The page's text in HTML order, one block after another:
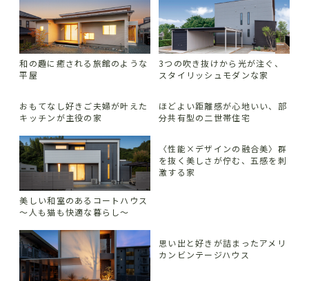
和の趣に癒される旅館のような
平屋
3つの吹き抜けから光が注ぐ、
スタイリッシュモダンな家
おもてなし好きご夫婦が叶えた
キッチンが主役の家
ほどよい距離感が心地いい、部
分共有型の二世帯住宅
美しい和室のあるコートハウス
〜人も猫も快適な暮らし～
〈性能×デザインの融合美〉群
を抜く美しさが佇む、五感を刺
激する家
思い出と好きが詰まったアメリ
カンビンテージハウス